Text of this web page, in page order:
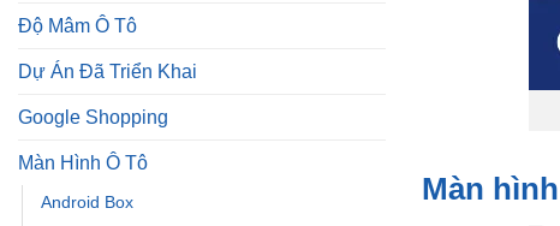
Độ Mâm Ô Tô
Dự Án Đã Triển Khai
Google Shopping
Màn Hình Ô Tô
Android Box
Màn